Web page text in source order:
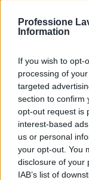
Professione
Information
If you wish to opt-
processing of
targeted
section to confirm
opt-out request is
interest-based
us or personal
your opt-out. You
disclosure of your
IAB’s list of
70°
e riflessioni
Andrea Innocenti · 9